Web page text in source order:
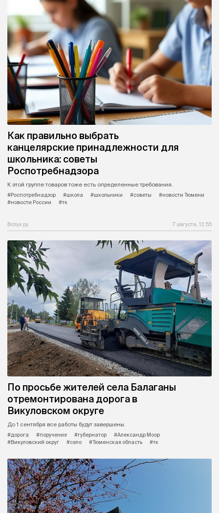
Как правильно выбрать
канцелярские принадлежности для
школьника: советы
Роспотребнадзора
К этой группе товаров тоже есть определенные требования.
#Роспотребнадзор
#школа #школьники #советы
#новости Тюмени
#новости России
#тк
Вслух.ру 7 августа, 12:55
По просьбе жителей села Балаганы
отремонтирована дорога в
Викуловском округе
До 1 сентября все работы будут завершены.
#дорога
#поручение #губернатор
#Александр Моор
#Викуловский округ
#село #Тюменская область #тк